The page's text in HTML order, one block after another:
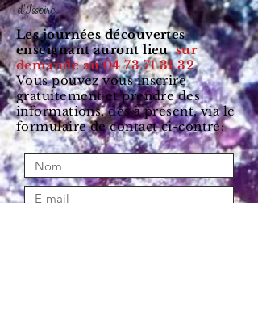
d'Issoire.
Les journées découvertes
enseignant auront lieusur
demande au04 73 71 31 32
Vous pouvez vous inscrire
gratuitement et prendre des
informations, dès à présent, via le
formulaire de contact ci-contre: